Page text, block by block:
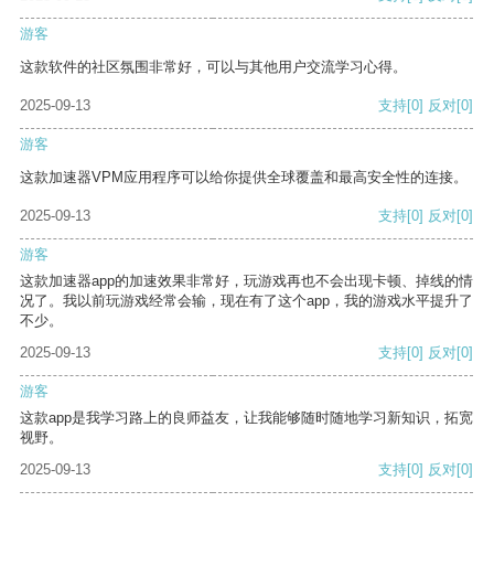
游客
这款软件的社区氛围非常好，可以与其他用户交流学习心得。
2025-09-13 支持[0] 反对[0]
游客
这款加速器VPM应用程序可以给你提供全球覆盖和最高安全性的连接。
2025-09-13 支持[0] 反对[0]
游客
这款加速器app的加速效果非常好，玩游戏再也不会出现卡顿、掉线的情
况了。我以前玩游戏经常会输，现在有了这个app，我的游戏水平提升了
不少。
2025-09-13
支持[0] 反对[0]
游客
这款app是我学习路上的良师益友，让我能够随时随地学习新知识，拓宽
视野。
2025-09-13
支持[0] 反对[0]